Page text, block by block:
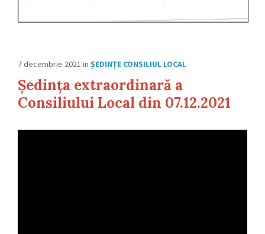
7 decembrie 2021 in ȘEDINȚE CONSILIUL LOCAL
Ședința extraordinară a
Consiliului Local din 07.12.2021